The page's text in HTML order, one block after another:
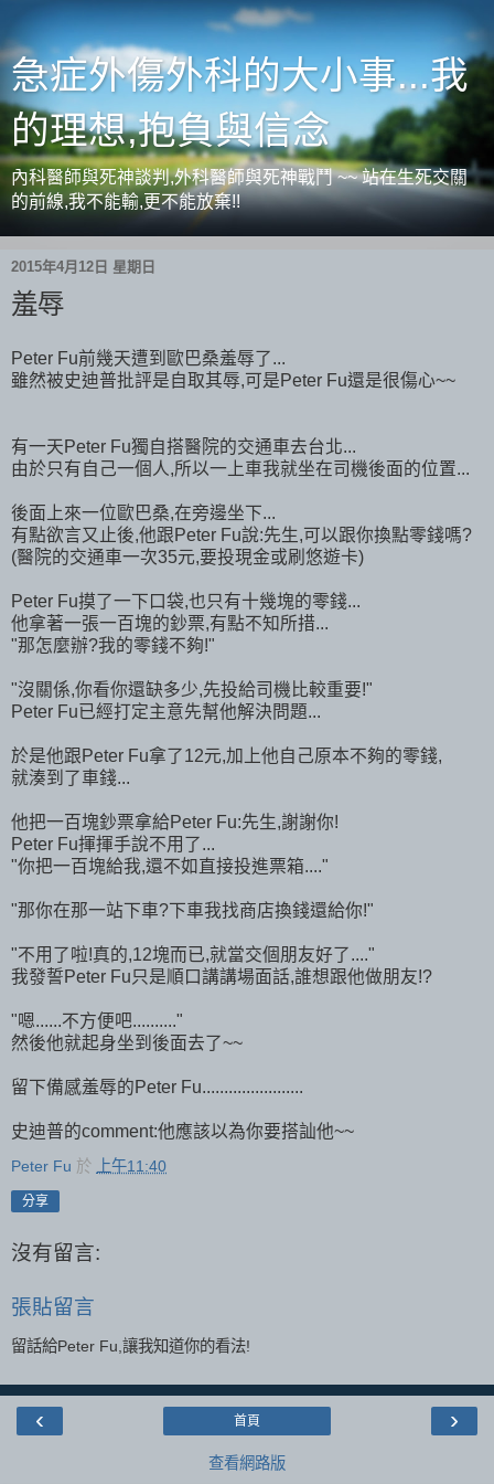
急症外傷外科的大小事...我
的理想,抱負與信念
內科醫師與死神談判,外科醫師與死神戰鬥 ~~ 站在生死交關
的前線,我不能輸,更不能放棄!!
2015年4月12日 星期日
羞辱
Peter Fu前幾天遭到歐巴桑羞辱了...
雖然被史迪普批評是自取其辱,可是Peter Fu還是很傷心~~
有一天Peter Fu獨自搭醫院的交通車去台北...
由於只有自己一個人,所以一上車我就坐在司機後面的位置...
後面上來一位歐巴桑,在旁邊坐下...
有點欲言又止後,他跟Peter Fu說:先生,可以跟你換點零錢嗎?
(醫院的交通車一次35元,要投現金或刷悠遊卡)
Peter Fu摸了一下口袋,也只有十幾塊的零錢...
他拿著一張一百塊的鈔票,有點不知所措...
"那怎麼辦?我的零錢不夠!"
"沒關係,你看你還缺多少,先投給司機比較重要!"
Peter Fu已經打定主意先幫他解決問題...
於是他跟Peter Fu拿了12元,加上他自己原本不夠的零錢,
就湊到了車錢...
他把一百塊鈔票拿給Peter Fu:先生,謝謝你!
Peter Fu揮揮手說不用了...
"你把一百塊給我,還不如直接投進票箱...."
"那你在那一站下車?下車我找商店換錢還給你!"
"不用了啦!真的,12塊而已,就當交個朋友好了...."
我發誓Peter Fu只是順口講講場面話,誰想跟他做朋友!?
"嗯......不方便吧.........."
然後他就起身坐到後面去了~~
留下備感羞辱的Peter Fu.......................
史迪普的comment:他應該以為你要搭訕他~~
Peter Fu 於 上午11:40
分享
沒有留言:
張貼留言
留話給Peter Fu,讓我知道你的看法!
‹ ›
首頁
查看網路版